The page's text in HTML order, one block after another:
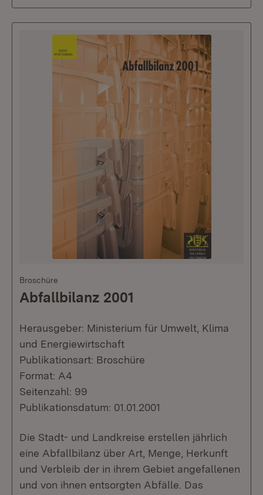
Broschüre
Abfallbilanz 2001
Herausgeber: Ministerium für Umwelt, Klima
und Energiewirtschaft
Publikationsart: Broschüre
Format: A4
Seitenzahl: 99
Publikationsdatum: 01.01.2001
Die Stadt- und Landkreise erstellen jährlich
eine Abfallbilanz über Art, Menge, Herkunft
und Verbleib der in ihrem Gebiet angefallenen
und von ihnen entsorgten Abfälle. Das